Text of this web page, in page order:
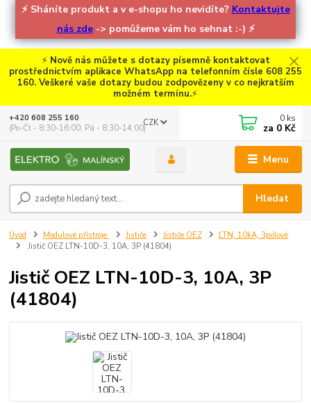
⚡ Sháníte produkt a v e-shopu ho nevidíte? Kontaktujte
nás zde-> pomůžeme vám ho sehnat :-) ⚡
⚡ Nově nás můžete s dotazy písemně kontaktovat
prostřednictvím aplikace WhatsApp na telefonním čísle 608 255
160. Veškeré vaše dotazy budou zodpovězeny v co nejkratším
možném termínu.⚡
Menu
CZK
Hledat
+420 608 255 160
(Po-Čt - 8:30-16:00, Pá - 8:30-14:00)
0 ks
za 0 Kč
Úvod Modulové přístroje Jističe Jističe OEZ
LTN, 10kA, 3pólové
Jistič OEZ LTN-10D-3, 10A, 3P (41804)
Jistič OEZ LTN-10D-3, 10A, 3P
(41804)